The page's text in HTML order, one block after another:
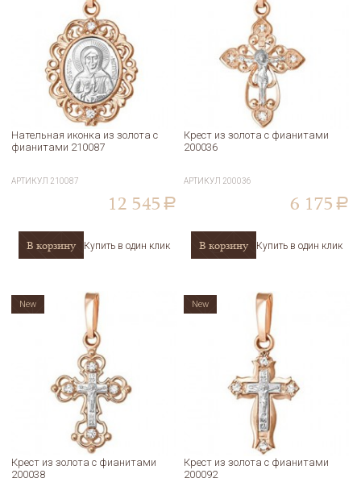
Нательная иконка из золота с
фианитами 210087
АРТИКУЛ 210087
12 545 a
В корзину Купить в один клик
Крест из золота с фианитами
200036
АРТИКУЛ 200036
6 175 a
В корзину Купить в один клик
Крест из золота с фианитами
200038
New
Крест из золота с фианитами
200092
New